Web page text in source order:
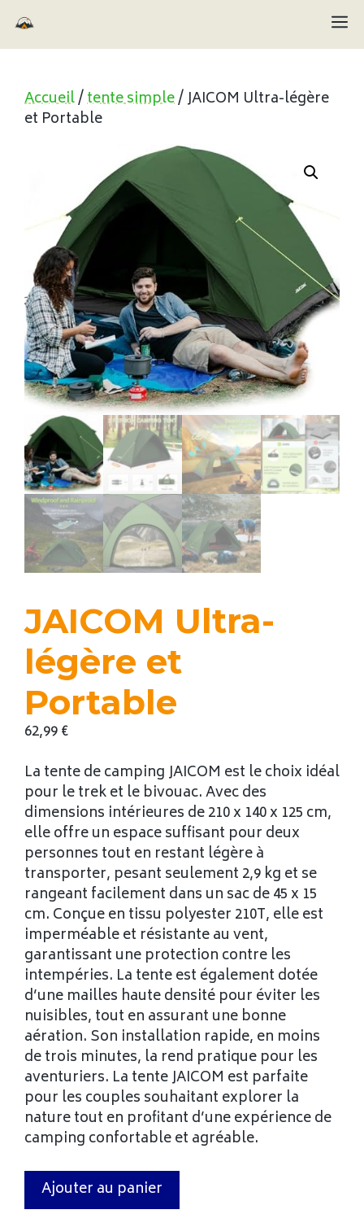
au
contenu
Accueil/tente simple/ JAICOM Ultra-légère
et Portable
JAICOM Ultra-
légère et
Portable
62,99€
La tente de camping JAICOM est le choix idéal
pour le trek et le bivouac. Avec des
dimensions intérieures de 210 x 140 x 125 cm,
elle offre un espace suffisant pour deux
personnes tout en restant légère à
transporter, pesant seulement 2,9 kg et se
rangeant facilement dans un sac de 45 x 15
cm. Conçue en tissu polyester 210T, elle est
imperméable et résistante au vent,
garantissant une protection contre les
intempéries. La tente est également dotée
d’une mailles haute densité pour éviter les
nuisibles, tout en assurant une bonne
aération. Son installation rapide, en moins
de trois minutes, la rend pratique pour les
aventuriers. La tente JAICOM est parfaite
pour les couples souhaitant explorer la
nature tout en profitant d’une expérience de
camping confortable et agréable.
Ajouter au panier